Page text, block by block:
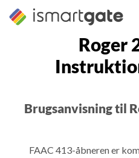
Spring
Roger
Brugsanvisning til
FAAC 413-åbneren er